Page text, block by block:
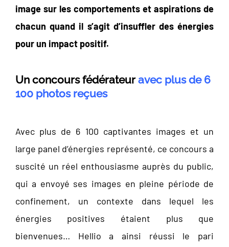
image sur les comportements et aspirations de
chacun quand il s’agit d’insuffler des énergies
pour un impact positif.
Un concours fédérateuravec plus de 6
100 photos reçues
Avec plus de 6 100 captivantes images et un
large panel d’énergies représenté, ce concours a
suscité un réel enthousiasme auprès du public,
qui a envoyé ses images en pleine période de
confinement, un contexte dans lequel les
énergies positives étaient plus que
bienvenues… Hellio a ainsi réussi le pari